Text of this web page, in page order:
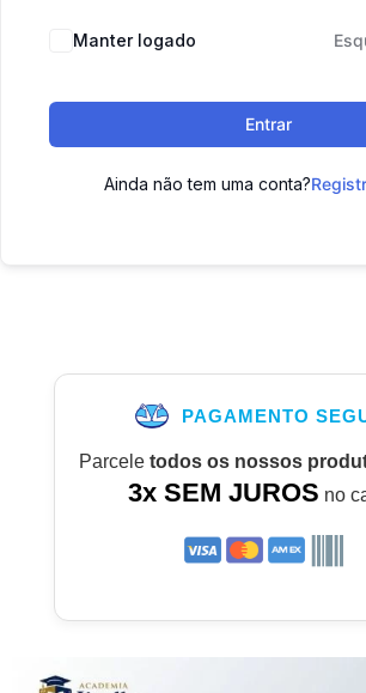
Manter logado
Entrar
Ainda não tem uma conta?
PAGAMENTO
Parcele todos os nossos
3x SEM JUROS no